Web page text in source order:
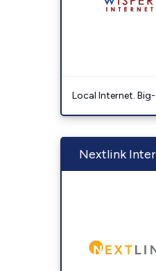
Local Internet.
Nextlink